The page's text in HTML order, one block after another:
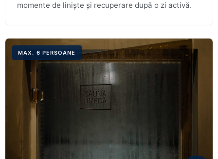
momente de liniște și recuperare după o zi activă.
MAX. 6 PERSOANE